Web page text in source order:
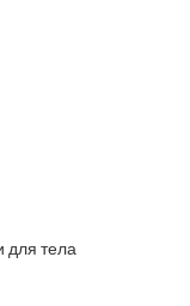
для тела